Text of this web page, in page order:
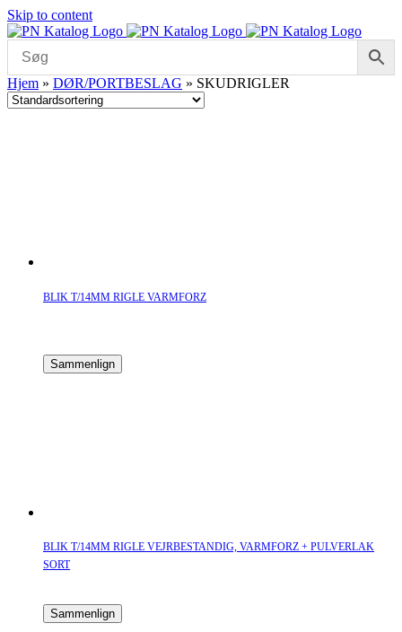
Skip to content
Hjem » DØR/PORTBESLAG » SKUDRIGLER
BLIK T/14MM RIGLE VARMFORZ
Sammenlign
BLIK T/14MM RIGLE VEJRBESTANDIG, VARMFORZ + PULVERLAK
SORT
Sammenlign